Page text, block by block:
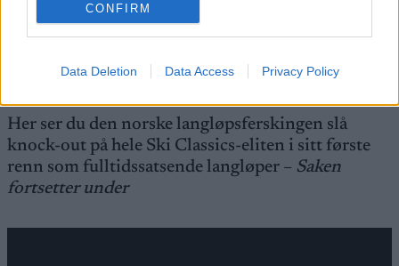
CONFIRM
Data Deletion Data Access Privacy Policy
Wild Card:Ole Jørgen Bruvoll, langløpsrookien
somspurtslo Novak og knuste Ski Classics-
sist lørdag.
Her ser du den norske langløpsferskingen slå
knock-out på hele Ski Classics-eliten i sitt første
renn som fulltidssatsende langløper – Saken
fortsetter under